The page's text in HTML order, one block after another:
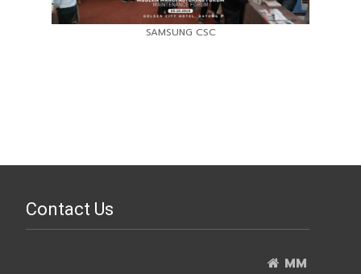
SAMSUNG CSC
Contact Us
MM